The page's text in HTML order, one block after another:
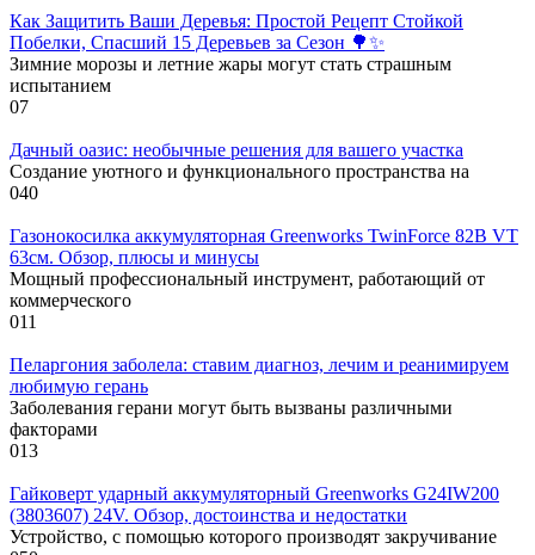
Как Защитить Ваши Деревья: Простой Рецепт Стойкой
Побелки, Спасший 15 Деревьев за Сезон 🌳✨
Зимние морозы и летние жары могут стать страшным
испытанием
07
Дачный оазис: необычные решения для вашего участка
Создание уютного и функционального пространства на
040
Газонокосилка аккумуляторная Greenworks TwinForce 82В VT
63см. Обзор, плюсы и минусы
Мощный профессиональный инструмент, работающий от
коммерческого
011
Пеларгония заболела: ставим диагноз, лечим и реанимируем
любимую герань
Заболевания герани могут быть вызваны различными
факторами
013
Гайковерт ударный аккумуляторный Greenworks G24IW200
(3803607) 24V. Обзор, достоинства и недостатки
Устройство, с помощью которого производят закручивание